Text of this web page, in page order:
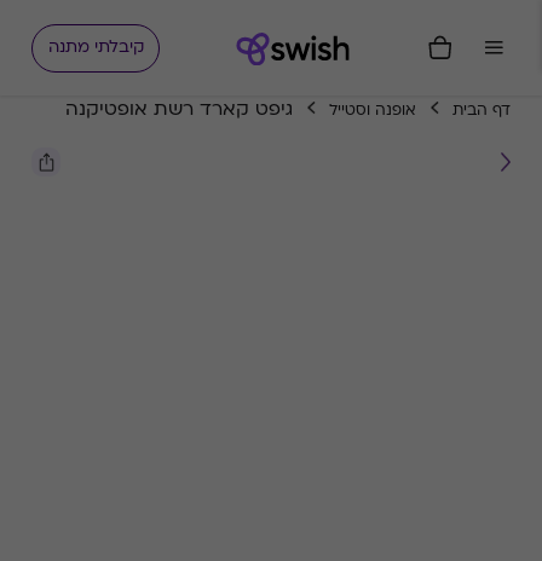
קיבלתי מתנה
דף הבית אופנה וסטייל גיפט קארד רשת אופטיקנה